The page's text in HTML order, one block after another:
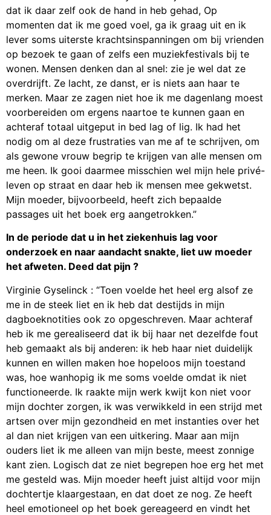
dat ik daar zelf ook de hand in heb gehad, Op
momenten dat ik me goed voel, ga ik graag uit en ik
lever soms uiterste krachtsinspanningen om bij vrienden
op bezoek te gaan of zelfs een muziekfestivals bij te
wonen. Mensen denken dan al snel: zie je wel dat ze
overdrijft. Ze lacht, ze danst, er is niets aan haar te
merken. Maar ze zagen niet hoe ik me dagenlang moest
voorbereiden om ergens naartoe te kunnen gaan en
achteraf totaal uitgeput in bed lag of lig. Ik had het
nodig om al deze frustraties van me af te schrijven, om
als gewone vrouw begrip te krijgen van alle mensen om
me heen. Ik gooi daarmee misschien wel mijn hele privé-
leven op straat en daar heb ik mensen mee gekwetst.
Mijn moeder, bijvoorbeeld, heeft zich bepaalde
passages uit het boek erg aangetrokken.”
In de periode dat u in het ziekenhuis lag voor
onderzoek en naar aandacht snakte, liet uw moeder
het afweten. Deed dat pijn ?
Virginie Gyselinck : “Toen voelde het heel erg alsof ze
me in de steek liet en ik heb dat destijds in mijn
dagboeknotities ook zo opgeschreven. Maar achteraf
heb ik me gerealiseerd dat ik bij haar net dezelfde fout
heb gemaakt als bij anderen: ik heb haar niet duidelijk
kunnen en willen maken hoe hopeloos mijn toestand
was, hoe wanhopig ik me soms voelde omdat ik niet
functioneerde. Ik raakte mijn werk kwijt kon niet voor
mijn dochter zorgen, ik was verwikkeld in een strijd met
artsen over mijn gezondheid en met instanties over het
al dan niet krijgen van een uitkering. Maar aan mijn
ouders liet ik me alleen van mijn beste, meest zonnige
kant zien. Logisch dat ze niet begrepen hoe erg het met
me gesteld was. Mijn moeder heeft juist altijd voor mijn
dochtertje klaargestaan, en dat doet ze nog. Ze heeft
heel emotioneel op het boek gereageerd en vindt het